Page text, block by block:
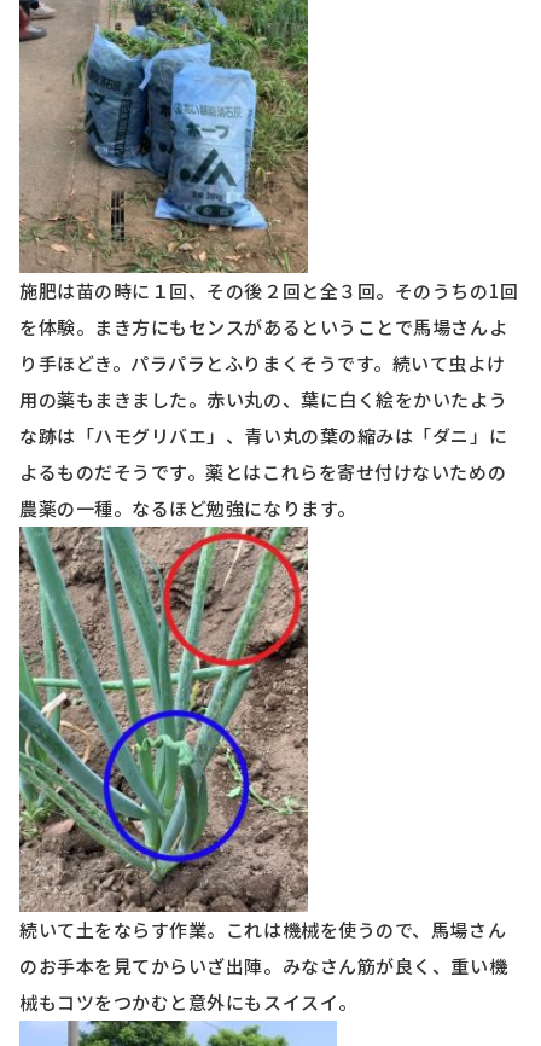
施肥は苗の時に１回、その後２回と全３回。そのうちの1回
を体験。まき方にもセンスがあるということで馬場さんよ
り手ほどき。パラパラとふりまくそうです。続いて虫よけ
用の薬もまきました。赤い丸の、葉に白く絵をかいたよう
な跡は「ハモグリバエ」、青い丸の葉の縮みは「ダニ」に
よるものだそうです。薬とはこれらを寄せ付けないための
農薬の一種。なるほど勉強になります。
続いて土をならす作業。これは機械を使うので、馬場さん
のお手本を見てからいざ出陣。みなさん筋が良く、重い機
械もコツをつかむと意外にもスイスイ。